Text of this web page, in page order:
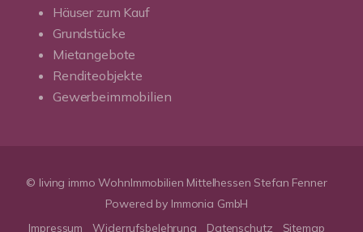
Häuser zum Kauf
Grundstücke
Mietangebote
Renditeobjekte
Gewerbeimmobilien
© living immo WohnImmobilien Mittelhessen Stefan Fenner
Powered by Immonia GmbH
Impressum
Widerrufsbelehrung Datenschutz Sitemap